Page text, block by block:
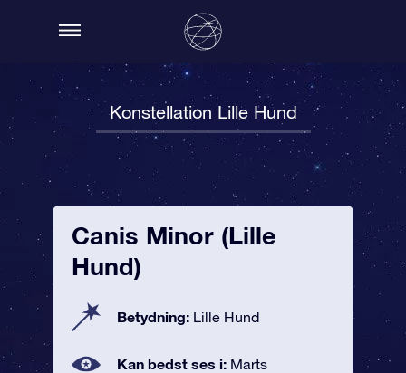
Konstellation Lille Hund
Canis Minor (Lille
Hund)
Betydning: Lille Hund
Kan bedst ses i: Marts